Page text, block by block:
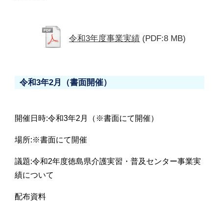
令和3年度事業実績 (PDF:8 MB)
令和3年2月（書面開催）
開催日時:令和3年2月（※書面にて開催）
場所:※書面にて開催
議題:令和2年度徳島県介護実習・普及センター事業実
績について
配布資料